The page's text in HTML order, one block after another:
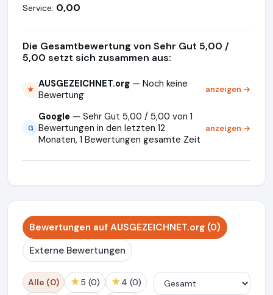
Service: 0,00
Die Gesamtbewertung von Sehr Gut 5,00 /
5,00 setzt sich zusammen aus:
★ AUSGEZEICHNET.org — Noch keine
Bewertung
anzeigen →
G
Google — Sehr Gut 5,00 / 5,00 von 1
Bewertungen in den letzten 12
Monaten, 1 Bewertungen gesamte Zeit
anzeigen →
Bewertungen auf AUSGEZEICHNET.org (0)
Externe Bewertungen
Alle (0) ★ 5 (0) ★ 4 (0)